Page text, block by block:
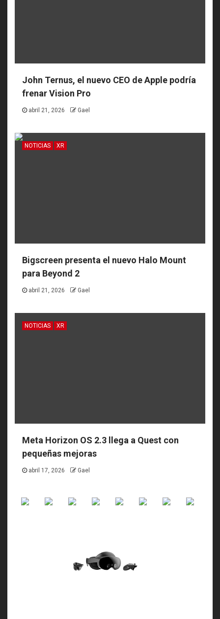
John Ternus, el nuevo CEO de Apple podría
frenar Vision Pro
abril 21, 2026 Gael
NOTICIAS XR
Bigscreen presenta el nuevo Halo Mount
para Beyond 2
abril 21, 2026 Gael
NOTICIAS XR
Meta Horizon OS 2.3 llega a Quest con
pequeñas mejoras
abril 17, 2026 Gael